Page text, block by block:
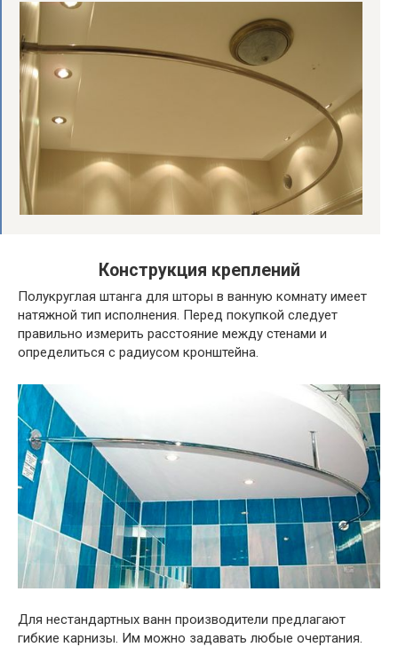
Конструкция креплений
Полукруглая штанга для шторы в ванную комнату имеет
натяжной тип исполнения. Перед покупкой следует
правильно измерить расстояние между стенами и
определиться с радиусом кронштейна.
Для нестандартных ванн производители предлагают
гибкие карнизы. Им можно задавать любые очертания.